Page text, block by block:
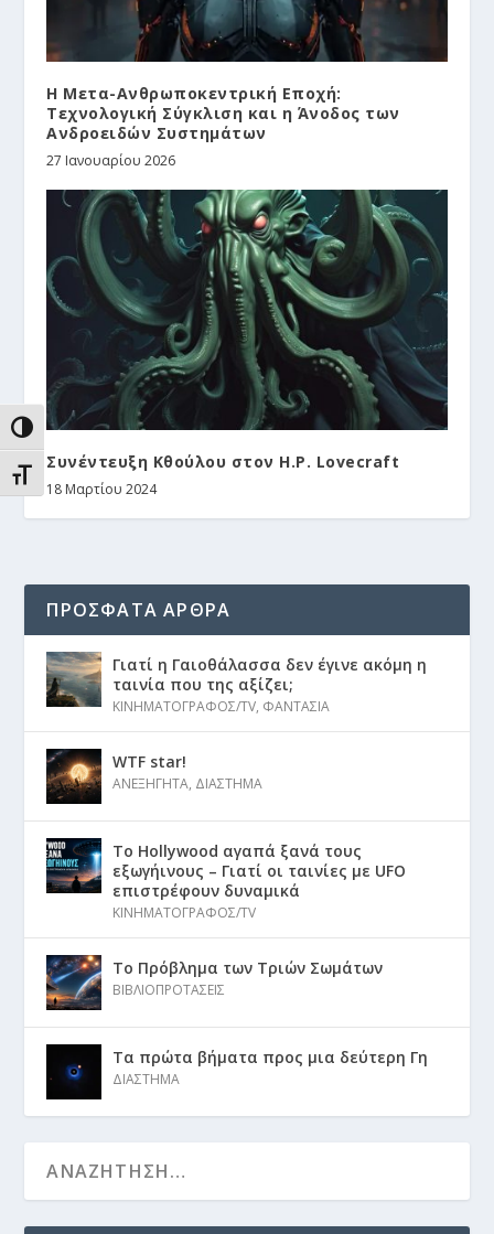
ΕΝΑΛΛΑΓΉ ΥΨΗΛΉΣ ΑΝΤΊΘΕΣΗΣ
ΕΝΑΛΛΑΓΉ ΜΕΓΈΘΟΥΣ ΓΡΑΜΜΆΤΩΝ
Η Μετα-Ανθρωποκεντρική Εποχή:
Τεχνολογική Σύγκλιση και η Άνοδος των
Ανδροειδών Συστημάτων
27 Ιανουαρίου 2026
Συνέντευξη Κθούλου στον H.P. Lovecraft
18 Μαρτίου 2024
ΠΡΟΣΦΑΤΑ ΑΡΘΡΑ
Γιατί η Γαιοθάλασσα δεν έγινε ακόμη η
ταινία που της αξίζει;
ΚΙΝΗΜΑΤΟΓΡΑΦΟΣ/TV, ΦΑΝΤΑΣΙΑ
WTF star!
ΑΝΕΞΗΓΗΤΑ, ΔΙΑΣΤΗΜΑ
Το Hollywood αγαπά ξανά τους
εξωγήινους – Γιατί οι ταινίες με UFO
επιστρέφουν δυναμικά
ΚΙΝΗΜΑΤΟΓΡΑΦΟΣ/TV
Το Πρόβλημα των Τριών Σωμάτων
ΒΙΒΛΙΟΠΡΟΤΑΣΕΙΣ
Τα πρώτα βήματα προς μια δεύτερη Γη
ΔΙΑΣΤΗΜΑ